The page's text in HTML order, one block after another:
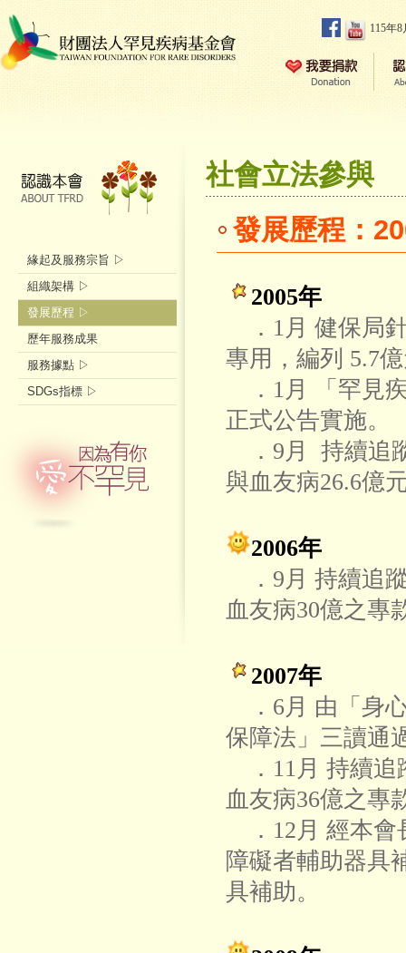
115年
社會立法參與
發展歷程：
2005年
．1月 健保局
專用，編列 5.7
．1月 「罕見
正式公告實施。
．9月 持續追
與血友病26.6億
2006年
．9月 持續追
血友病30億之專
2007年
．6月 由「身
保障法」三讀
．11月 持續追
血友病36億之專
．12月 經本會
障礙者輔助器具
具補助。
緣起及服務宗旨 ▷
組織架構 ▷
發展歷程 ▷
歷年服務成果
服務據點 ▷
SDGs指標 ▷